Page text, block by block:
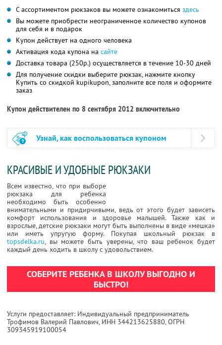
С ассортиментом рюкзаков вы можете ознакомиться здесь
Вы можете приобрести неограниченное количество купонов
для себя и в подарок
Купон действует на одного человека
Активация кода купона на сайте
Доставка товара (250р.) осуществляется в течение 10-30 дней
Для получение скидки выберите рюкзак, нажмите кнопку
Купить со скидкой kupikupon, заполните все поля и оформите
заказ
Купон действителен по 8 сентября 2012 включительно
Узнай, как воспользоваться купоном
КРАСИВЫЕ И УДОБНЫЕ РЮКЗАКИ
Всем известно, что при выборе
рюкзака для ребенка
необходимо быть особенно
внимательными и придирчивыми, ведь от этого будет зависеть
комфорт использования и здоровье малышей. Также как и
взрослые, детские рюкзаки могут быть выполнены в виде «мешка»
или иметь упругую форму. Покупая школьный рюкзак в
topsdelka.ru, вы можете быть уверены, что ваш ребенок будет
каждый день ходить в школу с удовольствием.
СОБЕРИТЕ РЕБЕНКА В ШКОЛУ ВЫГОДНО И
БЫСТРО!
Услуги предоставляет: Индивидуальный предприниматель
Трофимов Валерий Павлович, ИНН 344213625880, ОГРН
309345919100054